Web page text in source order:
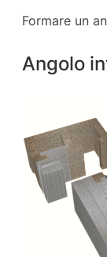
Formare un
Angolo